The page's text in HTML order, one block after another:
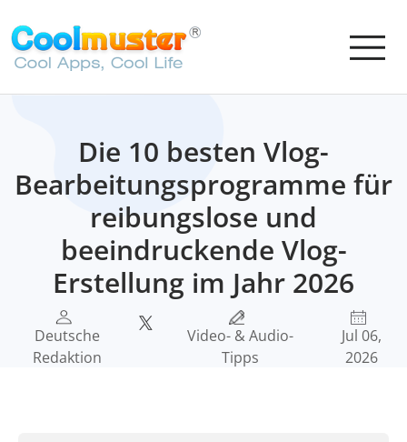
Die 10 besten Vlog-
Bearbeitungsprogramme für
reibungslose und
beeindruckende Vlog-
Erstellung im Jahr 2026
Deutsche
Redaktion
Video- & Audio-
Tipps
Jul 06,
2026